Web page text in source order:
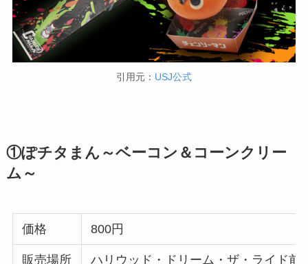
引用元： USJ公式
①ぽチタまん～ベーコン＆コーンクリー
ム～
価格 800円
販売場所 ハリウッド・ドリーム・ザ・ライド